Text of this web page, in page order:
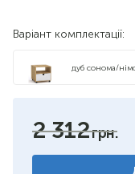
Варіант комплектації:
дуб сонома/
бук
2 312